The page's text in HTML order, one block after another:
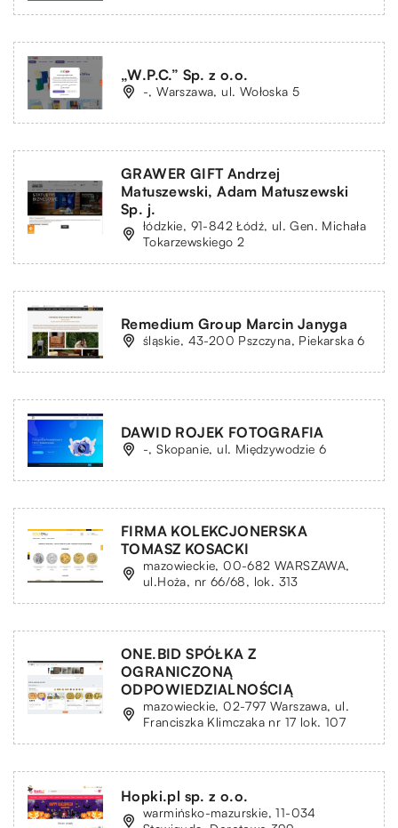
„W.P.C.” Sp. z o.o.
-, Warszawa, ul. Wołoska 5
GRAWER GIFT Andrzej
Matuszewski, Adam Matuszewski
Sp. j.
łódzkie, 91-842 Łódź, ul. Gen. Michała
Tokarzewskiego 2
Remedium Group Marcin Janyga
śląskie, 43-200 Pszczyna, Piekarska 6
DAWID ROJEK FOTOGRAFIA
-, Skopanie, ul. Międzywodzie 6
FIRMA KOLEKCJONERSKA
TOMASZ KOSACKI
mazowieckie, 00-682 WARSZAWA,
ul.Hoża, nr 66/68, lok. 313
ONE.BID SPÓŁKA Z
OGRANICZONĄ
ODPOWIEDZIALNOŚCIĄ
mazowieckie, 02-797 Warszawa, ul.
Franciszka Klimczaka nr 17 lok. 107
Hopki.pl sp. z o.o.
warmińsko-mazurskie, 11-034